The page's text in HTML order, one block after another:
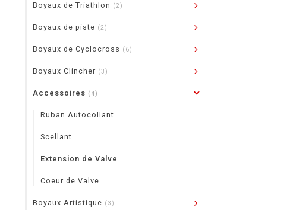
Boyaux de Triathlon (2)
Boyaux de piste (2)
Boyaux de Cyclocross (6)
Boyaux Clincher (3)
Accessoires (4)
Ruban Autocollant
Scellant
Extension de Valve
Coeur de Valve
Boyaux Artistique (3)